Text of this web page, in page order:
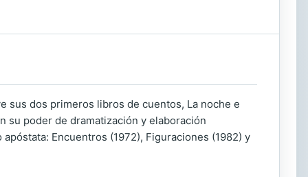
sus dos primeros libros de cuentos, La noche e
su poder de dramatización y elaboración
Encuentros (1972), Figuraciones (1982) y